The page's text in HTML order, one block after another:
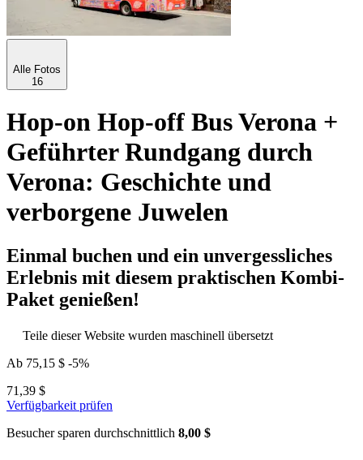
Alle Fotos
16
Hop-on Hop-off Bus Verona +
Geführter Rundgang durch
Verona: Geschichte und
verborgene Juwelen
Einmal buchen und ein unvergessliches
Erlebnis mit diesem praktischen Kombi-
Paket genießen!
Teile dieser Website wurden maschinell übersetzt
Ab 75,15 $ -5%
71,39 $
Verfügbarkeit prüfen
Besucher sparen durchschnittlich 8,00 $